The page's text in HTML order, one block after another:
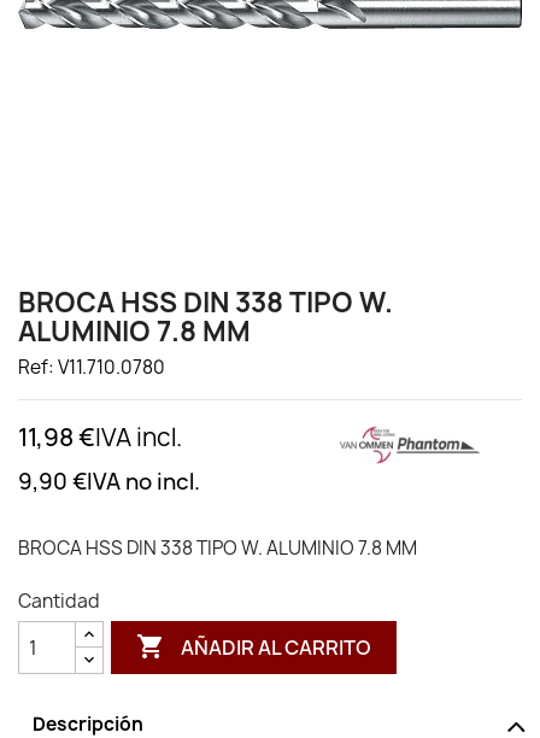
BROCA HSS DIN 338 TIPO W.
ALUMINIO 7.8 MM
Ref: V11.710.0780
11,98 €IVA incl.
9,90 €IVA no incl.
BROCA HSS DIN 338 TIPO W. ALUMINIO 7.8 MM
Cantidad
 AÑADIR AL CARRITO
Descripción